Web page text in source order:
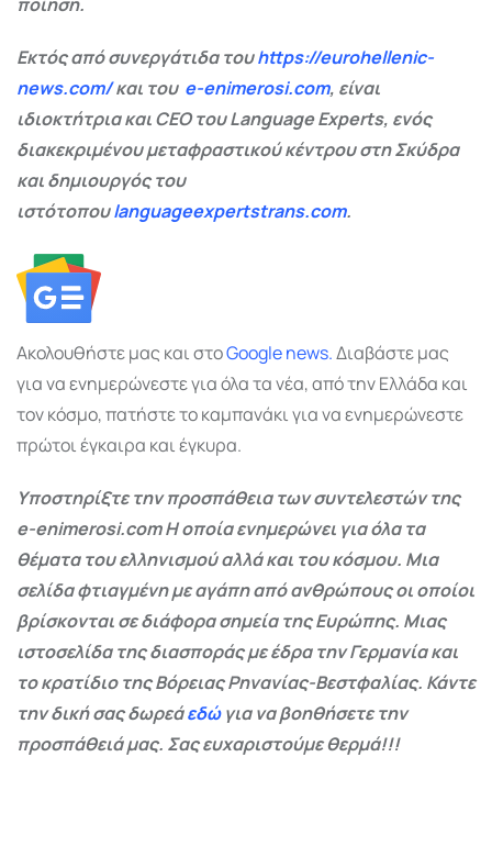
Εκτός από συνεργάτιδα τουhttps://eurohellenic-
news.com/και του e-enimerosi.com, είναι
ιδιοκτήτρια και CEO του Language Experts, ενός
διακεκριμένου μεταφραστικού κέντρου στη Σκύδρα
και δημιουργός του
ιστότοπουlanguageexpertstrans.com.
Ακολουθήστε μας και στοGooglenews.Διαβάστε μας
για να ενημερώνεστε για όλα τα νέα, από την Ελλάδα και
τον κόσμο, πατήστε το καμπανάκι για να ενημερώνεστε
πρώτοι έγκαιρα και έγκυρα.
Υποστηρίξτε την προσπάθεια των συντελεστών της
e-enimerosi.com Η οποία ενημερώνει για όλα τα
θέματα του ελληνισμού αλλά και του κόσμου. Μια
σελίδα φτιαγμένη με αγάπη από ανθρώπους οι οποίοι
βρίσκονται σε διάφορα σημεία της Ευρώπης. Μιας
ιστοσελίδα της διασποράς με έδρα την Γερμανία και
το κρατίδιο της Βόρειας Ρηνανίας-Βεστφαλίας. Κάντε
την δική σας δωρεάεδώγια να βοηθήσετε την
προσπάθειά μας. Σας ευχαριστούμε θερμά!!!